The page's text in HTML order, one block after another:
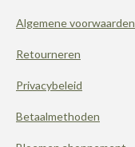
Algemene voorwaarden
Retourneren
Privacybeleid
Betaalmethoden